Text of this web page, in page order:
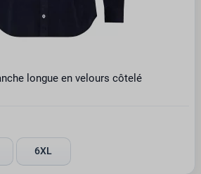
longue en velours côtelé
6XL